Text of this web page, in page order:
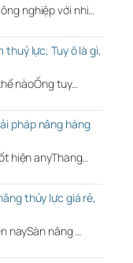
nghiệp với nhi…
thuỷ lực, Tuy ô là gì,
nàoỐng tuy…
pháp nâng hàng
hiện anyThang…
thủy lực giá rẻ,
naySàn nâng …